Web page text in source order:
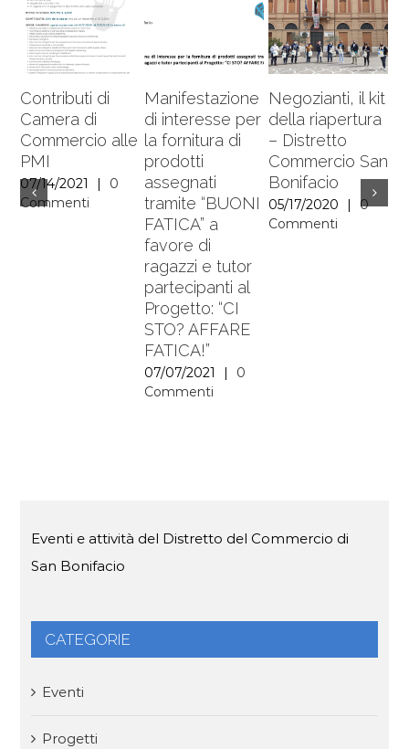
Contributi di
Camera di
Commercio alle
PMI
07/14/2021
0
Commenti
Manifestazione
di interesse per
la fornitura di
prodotti
assegnati
tramite “BUONI
FATICA” a
favore di
ragazzi e tutor
partecipanti al
Progetto: “CI
STO? AFFARE
FATICA!”
07/07/2021
0
Commenti
Negozianti, il kit
della riapertura
– Distretto
Commercio San
Bonifacio
05/17/2020
0
Commenti
Eventi e attività del Distretto del Commercio di
San Bonifacio
CATEGORIE
Eventi
Progetti